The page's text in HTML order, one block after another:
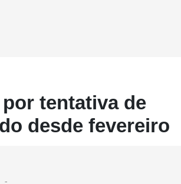
tentativa de
desde fevereiro